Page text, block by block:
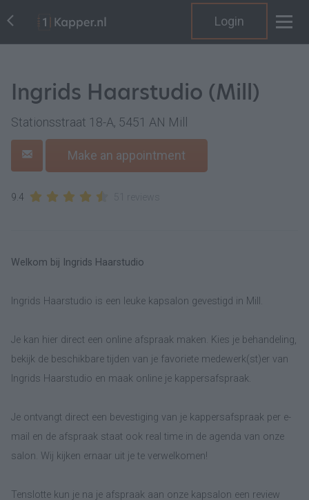
Login
Ingrids Haarstudio (Mill)
Stationsstraat 18-A, 5451 AN Mill
Make an appointment
9.4
Welkom bij Ingrids Haarstudio
Ingrids Haarstudio is een leuke kapsalon gevestigd in Mill.
Je kan hier direct een online afspraak maken. Kies je behandeling,
bekijk de beschikbare tijden van je favoriete medewerk(st)er van
Ingrids Haarstudio en maak online je kappersafspraak.
Je ontvangt direct een bevestiging van je kappersafspraak per e-
mail en de afspraak staat ook real time in de agenda van onze
salon. Wij kijken ernaar uit je te verwelkomen!
Tenslotte kun je na je afspraak aan onze kapsalon een review